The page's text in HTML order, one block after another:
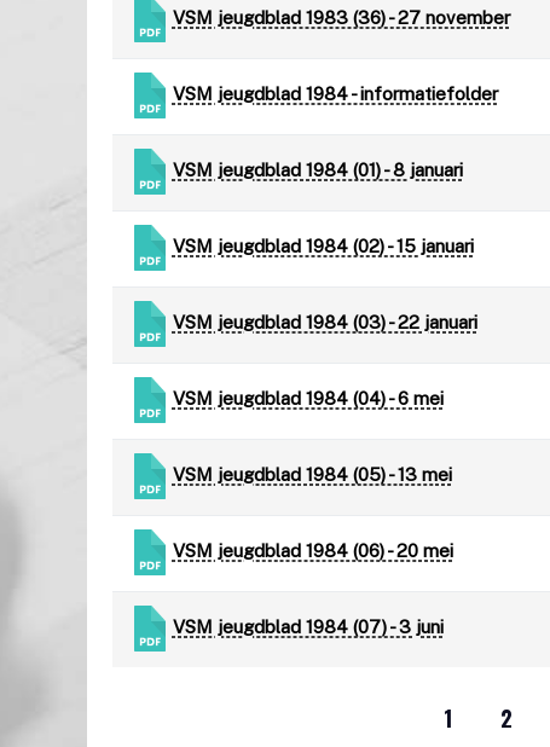
VSM jeugdblad 1983 (36) - 27 november
VSM jeugdblad 1984 - informatiefolder
VSM jeugdblad 1984 (01) - 8 januari
VSM jeugdblad 1984 (02) - 15 januari
VSM jeugdblad 1984 (03) - 22 januari
VSM jeugdblad 1984 (04) - 6 mei
VSM jeugdblad 1984 (05) - 13 mei
VSM jeugdblad 1984 (06) - 20 mei
VSM jeugdblad 1984 (07) - 3 juni
1 2